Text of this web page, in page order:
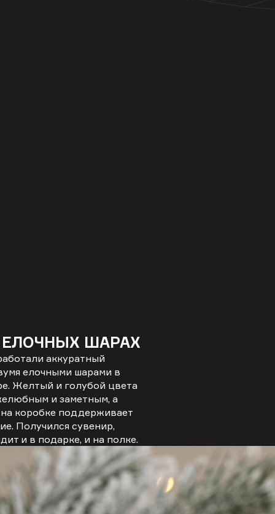
ШАРАХ
аккуратный
елочными шарами в
Желтый и голубой цвета
и заметным, а
на коробке поддерживает
Получился сувенир,
и в подарке, и на полке.